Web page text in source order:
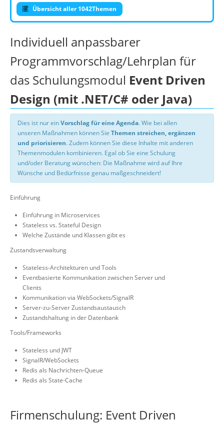
Übersicht aller 1042Themen
Individuell anpassbarer
Programmvorschlag/Lehrplan für
das Schulungsmodul Event Driven
Design (mit .NET/C# oder Java)
Dies ist nur einVorschlag für eine Agenda. Wie bei allen
unseren Maßnahmen können Sie Themen streichen, ergänzen
und priorisieren. Zudem können Sie diese Inhalte mit anderen
Themenmodulen kombinieren. Egal ob Sie eine Schulung
und/oder Beratung wünschen: Die Maßnahme wird auf Ihre
Wünsche und Bedürfnisse genau maßgeschneidert!
Einführung
Einführung in Microservices
Stateless vs. Stateful Design
Welche Zustände und Klassen gibt es
Zustandsverwaltung
Stateless-Architekturen und Tools
Eventbasierte Kommunikation zwischen Server und
Clients
Kommunikation via WebSockets/SignalR
Server-zu-Server Zustandsaustausch
Zustandshaltung in der Datenbank
Tools/Frameworks
Stateless und JWT
SignalR/WebSockets
Redis als Nachrichten-Queue
Redis als State-Cache
Firmenschulung: Event Driven